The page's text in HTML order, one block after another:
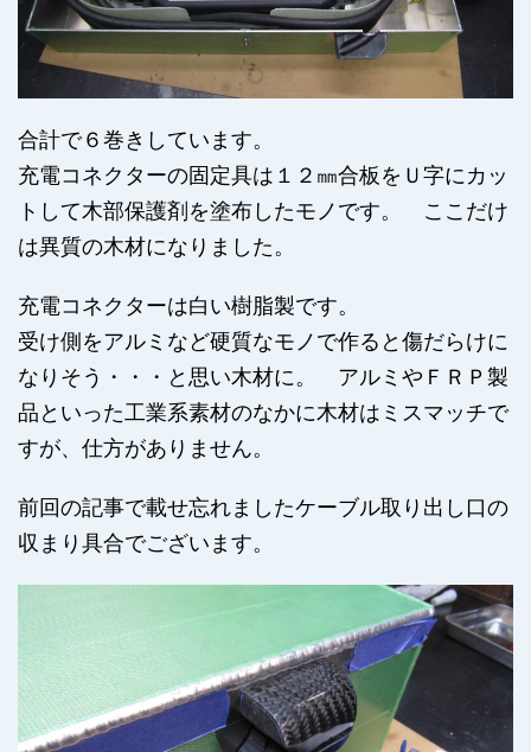
合計で６巻きしています。
充電コネクターの固定具は１２㎜合板をＵ字にカッ
トして木部保護剤を塗布したモノです。 ここだけ
は異質の木材になりました。
充電コネクターは白い樹脂製です。
受け側をアルミなど硬質なモノで作ると傷だらけに
なりそう・・・と思い木材に。 アルミやＦＲＰ製
品といった工業系素材のなかに木材はミスマッチで
すが、仕方がありません。
前回の記事で載せ忘れましたケーブル取り出し口の
収まり具合でございます。